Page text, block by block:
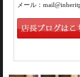
メール：